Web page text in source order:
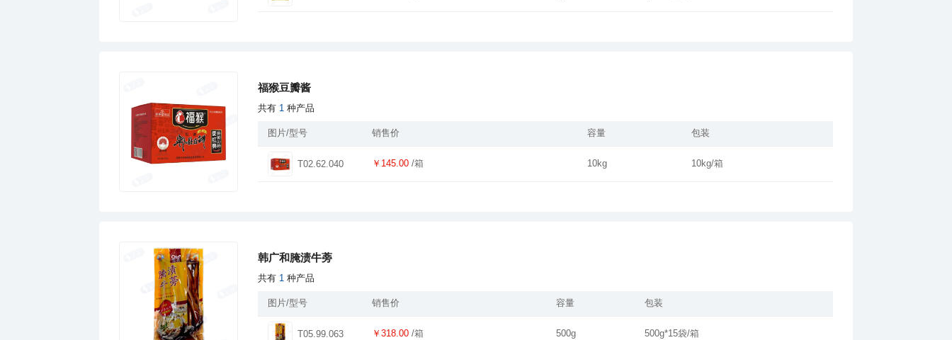
福猴豆瓣酱
共有 1 种产品
图片/型号 销售价 容量 包装
T02.62.040 ￥145.00 /箱 10kg 10kg/箱
韩广和腌渍牛蒡
共有 1 种产品
图片/型号 销售价 容量 包装
T05.99.063 ￥318.00 /箱 500g 500g*15袋/箱